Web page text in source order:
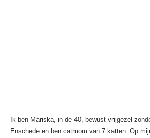
Ik ben Mariska, in de 40, bewust vrijgezel
Enschede en ben catmom van 7 katten. Op